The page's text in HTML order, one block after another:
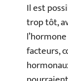
Il est
trop tôt,
facteurs,